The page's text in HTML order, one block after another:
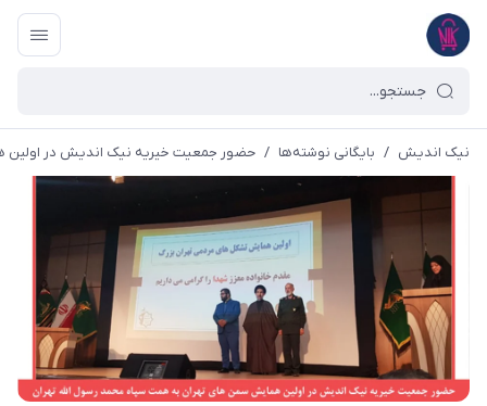
نیک اندیش / بایگانی نوشته‌ها / حضور جمعیت خیریه نیک اندیش در